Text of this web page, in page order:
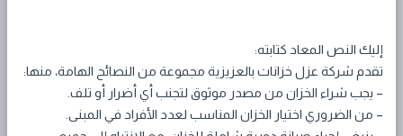
إليك النص المعاد كتابته:
تقدم شركة عزل خزانات بالعزيزية مجموعة من النصائح الهامة، منها:
– يجب شراء الخزان من مصدر موثوق لتجنب أي أضرار أو تلف.
– من الضروري اختيار الخزان المناسب لعدد الأفراد في المبنى.